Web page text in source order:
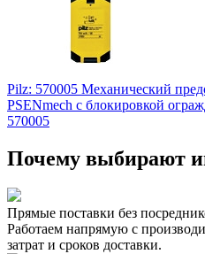
Pilz: 570005 Механический
PSENmech с блокировкой
570005
Почему выбирают
Прямые поставки без
Работаем напрямую с
затрат и сроков доставки.